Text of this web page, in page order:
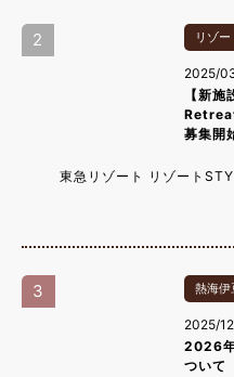
2 リゾー
2025/
【新
募集開
東急リゾート リゾート
3 熱海伊
2025/
2026
ついて